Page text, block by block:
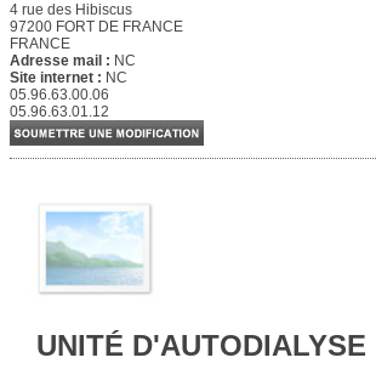
4 rue des Hibiscus
97200 FORT DE FRANCE
FRANCE
Adresse mail : NC
Site internet : NC
05.96.63.00.06
05.96.63.01.12
UNITÉ D'AUTODIALYSE